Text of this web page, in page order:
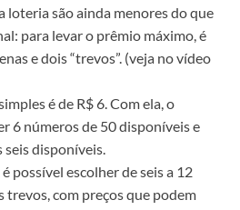
loteria são ainda menores do que
para levar o prêmio máximo, é
e dois “trevos”. (veja no vídeo
é de R$ 6. Com ela, o
6 números de 50 disponíveis e
seis disponíveis.
possível escolher de seis a 12
trevos, com preços que podem